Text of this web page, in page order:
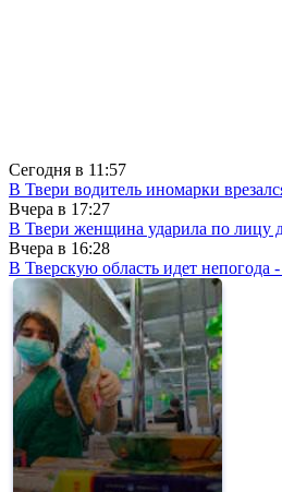
Сегодня в 11:57
В Твери водитель иномарки
Вчера в 17:27
В Твери женщина ударила по лицу
Вчера в 16:28
В Тверскую область идет непогода